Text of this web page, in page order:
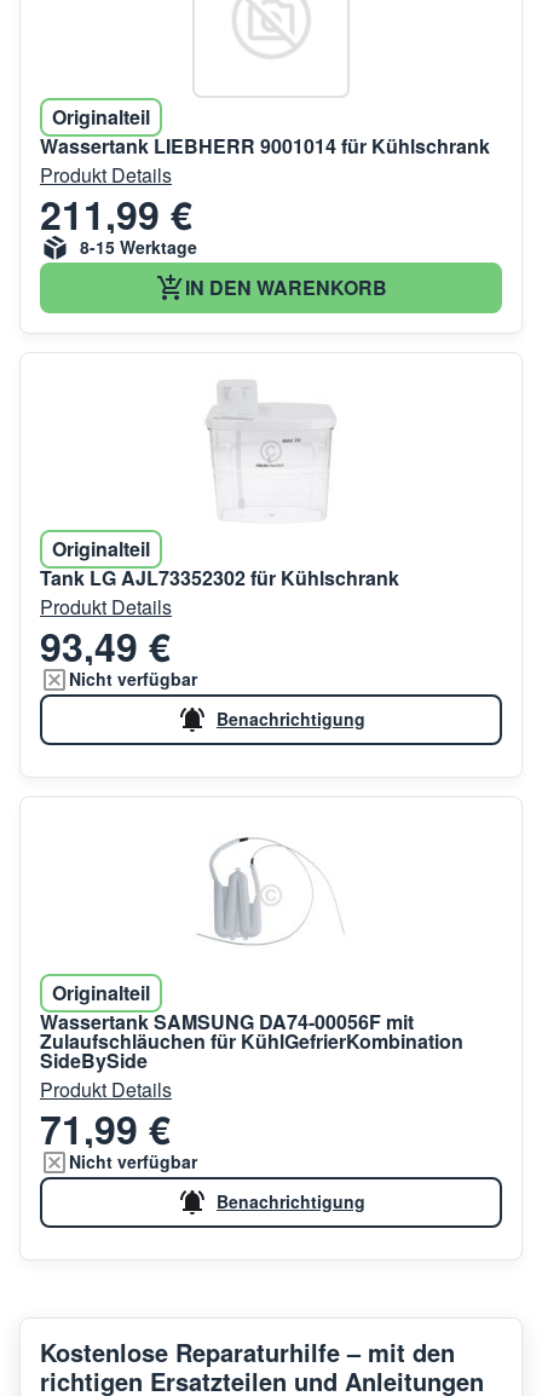
Originalteil
Wassertank LIEBHERR 9001014 für Kühlschrank
Produkt Details
211,99 €
8-15 Werktage
IN DEN WARENKORB
Originalteil
Tank LG AJL73352302 für Kühlschrank
Produkt Details
93,49 €
Nicht verfügbar
Benachrichtigung
Originalteil
Wassertank SAMSUNG DA74-00056F mit
Zulaufschläuchen für KühlGefrierKombination
SideBySide
Produkt Details
71,99 €
Nicht verfügbar
Benachrichtigung
Kostenlose Reparaturhilfe – mit den
richtigen Ersatzteilen und Anleitungen